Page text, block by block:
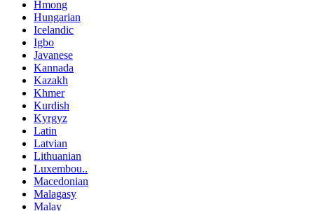
Hmong
Hungarian
Icelandic
Igbo
Javanese
Kannada
Kazakh
Khmer
Kurdish
Kyrgyz
Latin
Latvian
Lithuanian
Luxembou..
Macedonian
Malagasy
Malay